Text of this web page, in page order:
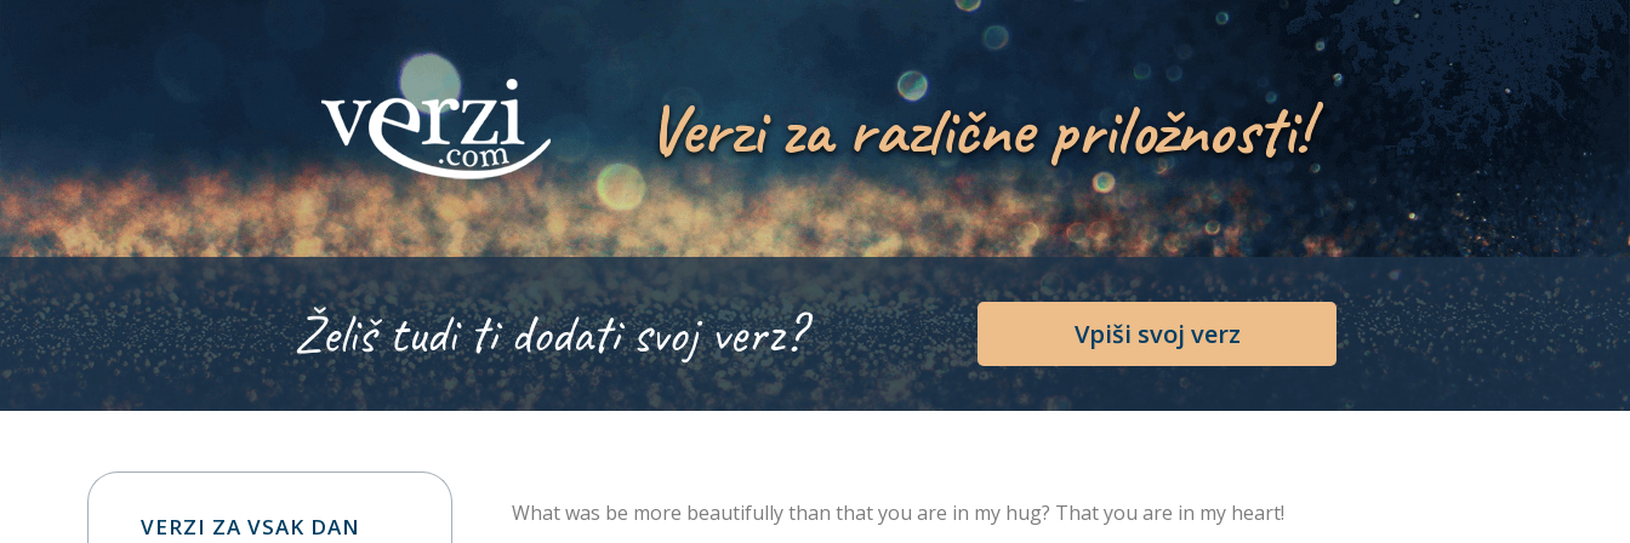
Verzi za različne priložnosti!
Želiš tudi ti dodati svoj verz? Vpiši svoj verz
What was be more beautifully than that you are in my hug? That you are in my heart!
VERZI ZA VSAK DAN